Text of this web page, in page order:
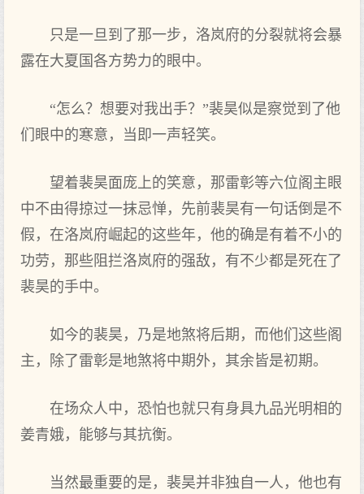
只是一旦到了那一步，洛岚府的分裂就将会暴
露在大夏国各方势力的眼中。
“怎么？想要对我出手？”裴昊似是察觉到了他
们眼中的寒意，当即一声轻笑。
望着裴昊面庞上的笑意，那雷彰等六位阁主眼
中不由得掠过一抹忌惮，先前裴昊有一句话倒是不
假，在洛岚府崛起的这些年，他的确是有着不小的
功劳，那些阻拦洛岚府的强敌，有不少都是死在了
裴昊的手中。
如今的裴昊，乃是地煞将后期，而他们这些阁
主，除了雷彰是地煞将中期外，其余皆是初期。
在场众人中，恐怕也就只有身具九品光明相的
姜青娥，能够与其抗衡。
当然最重要的是，裴昊并非独自一人，他也有